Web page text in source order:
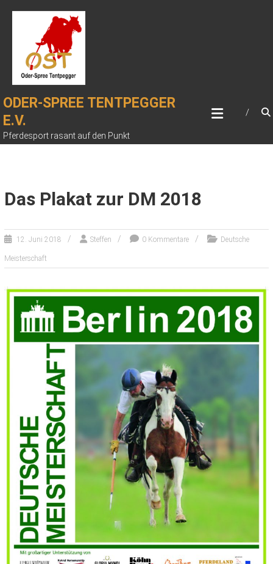
ODER-SPREE TENTPEGGER
E.V.
Pferdesport rasant auf den Punkt
Das Plakat zur DM 2018
12. Juni 2018 Steffen 0 Kommentare Deutsche
Meisterschaft